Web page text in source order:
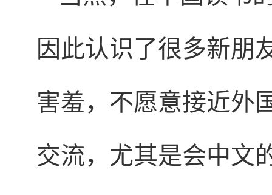
因此认识了很多新朋
害羞，不愿意接近外
交流，尤其是会中文